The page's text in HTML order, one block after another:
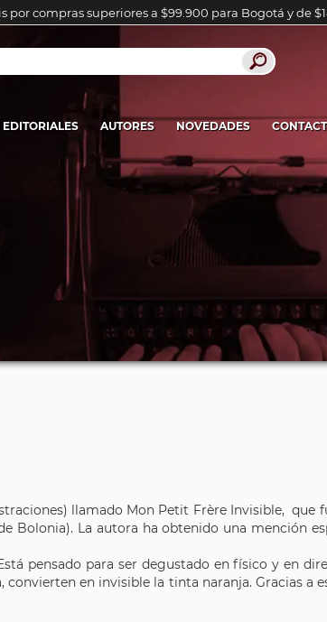
por compras superiores a $99.900 para Bogotá y de
EDITORIALES AUTORES NOVEDADES
llamado Mon Petit Frère Invisible, que
Bolonia). La autora ha obtenido una mención
pensado para ser degustado en físico y en
convierten en invisible la tinta naranja. Gracias